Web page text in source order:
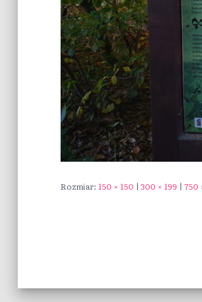
Rozmiar: 150 × 150 | 300 × 199 | 750